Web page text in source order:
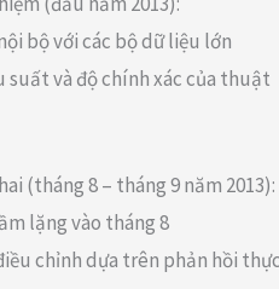
bộ với các bộ dữ liệu lớn
suất và độ chính xác của thuật
(tháng 8 – tháng 9 năm 2013):
lặng vào tháng 8
chỉnh dựa trên phản hồi